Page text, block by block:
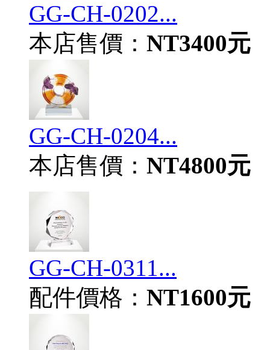
GG-CH-0202...
本店售價： NT3400元
GG-CH-0204...
本店售價： NT4800元
GG-CH-0311...
配件價格： NT1600元